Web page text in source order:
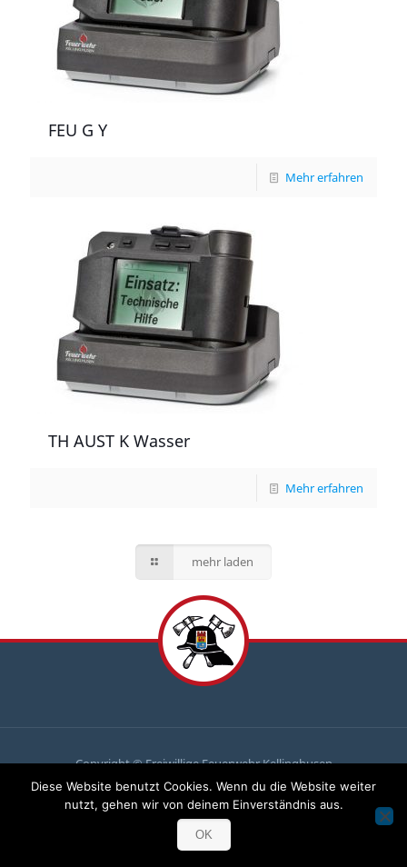
FEU G Y
Mehr erfahren
TH AUST K Wasser
Mehr erfahren
mehr laden
Copyright © Freiwillige Feuerwehr Kellinghusen
Du brauchst uns, wir brauchen dich
Komm zu uns und mach mit!
Diese Website benutzt Cookies. Wenn du die Website weiter
nutzt, gehen wir von deinem Einverständnis aus.
OK